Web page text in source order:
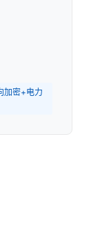
加密+电力